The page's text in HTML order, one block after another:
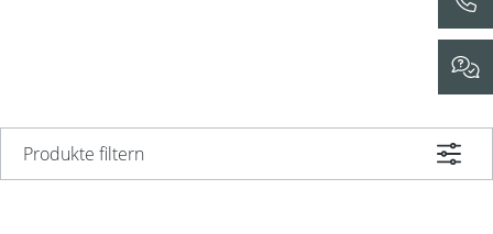
Produkte filtern